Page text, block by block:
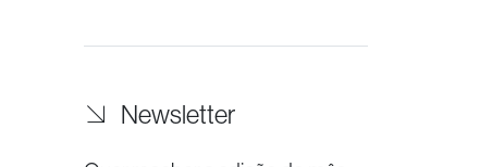
Newsletter